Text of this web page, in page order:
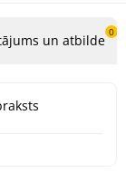
un atbilde 0